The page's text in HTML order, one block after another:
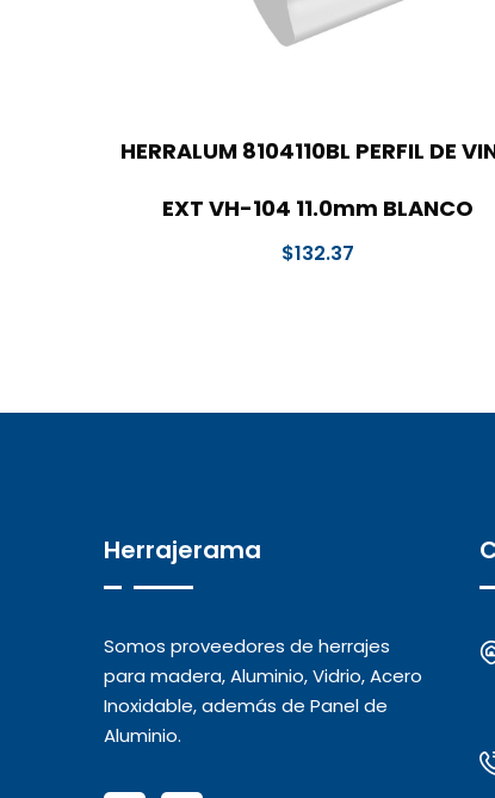
HERRALUM 8104110BL PERFIL DE
EXT VH-104 11.0mm BLANCO
$132.37
Herrajerama
Somos proveedores de herrajes
para madera, Aluminio, Vidrio, Acero
Inoxidable, además de Panel de
Aluminio.